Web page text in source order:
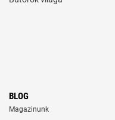
BLOG
Magazinunk